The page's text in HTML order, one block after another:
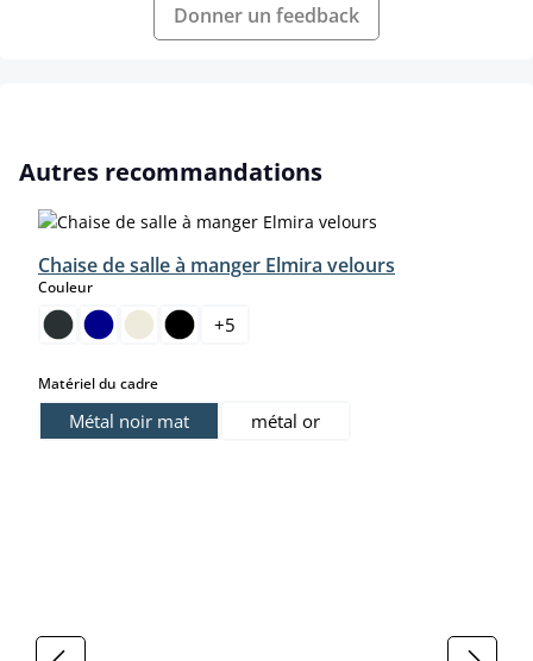
Donner un feedback
Ignorer la galerie de produits
Autres recommandations
Chaise de salle à manger Elmira velours
Couleurselect
+5
Matériel du cadreselect
Métal noir mat métal or